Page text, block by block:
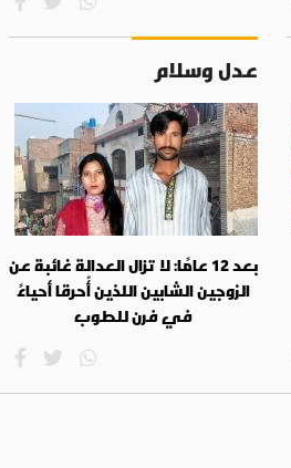
عدل وسلام
بعد 12 عامًا: لا تزال العدالة غائبة عن
الزوجين الشابين اللذين أُحرقا أحياءً
في فرن للطوب